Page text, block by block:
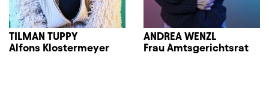
TILMAN TUPPY
Alfons Klostermeyer
ANDREA WENZL
Frau Amtsgerichtsrat